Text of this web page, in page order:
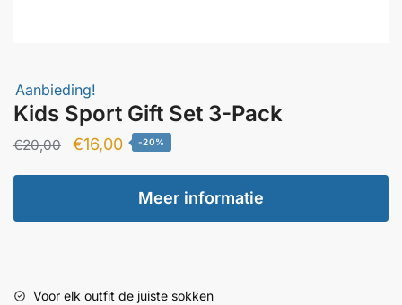
Aanbieding!
Kids Sport Gift Set 3-Pack
€20,00
Oorspronkelijke
€20,00.
€16,00Huidige
€16,00.
-20%
Meer informatie
Voor elk outfit de juiste sokken